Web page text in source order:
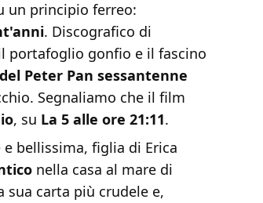
un principio ferreo:
. Discografico di
portafoglio gonfio e il fascino
Peter Pan sessantenne
Segnaliamo che il film
, su La 5 alle ore 21:11.
e bellissima, figlia di Erica
nella casa al mare di
sua carta più crudele e,